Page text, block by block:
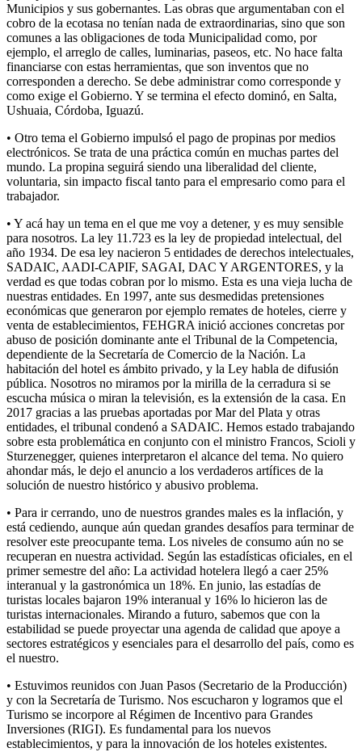
Municipios y sus gobernantes. Las obras que argumentaban con el
cobro de la ecotasa no tenían nada de extraordinarias, sino que son
comunes a las obligaciones de toda Municipalidad como, por
ejemplo, el arreglo de calles, luminarias, paseos, etc. No hace falta
financiarse con estas herramientas, que son inventos que no
corresponden a derecho. Se debe administrar como corresponde y
como exige el Gobierno. Y se termina el efecto dominó, en Salta,
Ushuaia, Córdoba, Iguazú.
• Otro tema el Gobierno impulsó el pago de propinas por medios
electrónicos. Se trata de una práctica común en muchas partes del
mundo. La propina seguirá siendo una liberalidad del cliente,
voluntaria, sin impacto fiscal tanto para el empresario como para el
trabajador.
• Y acá hay un tema en el que me voy a detener, y es muy sensible
para nosotros. La ley 11.723 es la ley de propiedad intelectual, del
año 1934. De esa ley nacieron 5 entidades de derechos intelectuales,
SADAIC, AADI-CAPIF, SAGAI, DAC Y ARGENTORES, y la
verdad es que todas cobran por lo mismo. Esta es una vieja lucha de
nuestras entidades. En 1997, ante sus desmedidas pretensiones
económicas que generaron por ejemplo remates de hoteles, cierre y
venta de establecimientos, FEHGRA inició acciones concretas por
abuso de posición dominante ante el Tribunal de la Competencia,
dependiente de la Secretaría de Comercio de la Nación. La
habitación del hotel es ámbito privado, y la Ley habla de difusión
pública. Nosotros no miramos por la mirilla de la cerradura si se
escucha música o miran la televisión, es la extensión de la casa. En
2017 gracias a las pruebas aportadas por Mar del Plata y otras
entidades, el tribunal condenó a SADAIC. Hemos estado trabajando
sobre esta problemática en conjunto con el ministro Francos, Scioli y
Sturzenegger, quienes interpretaron el alcance del tema. No quiero
ahondar más, le dejo el anuncio a los verdaderos artífices de la
solución de nuestro histórico y abusivo problema.
• Para ir cerrando, uno de nuestros grandes males es la inflación, y
está cediendo, aunque aún quedan grandes desafíos para terminar de
resolver este preocupante tema. Los niveles de consumo aún no se
recuperan en nuestra actividad. Según las estadísticas oficiales, en el
primer semestre del año: La actividad hotelera llegó a caer 25%
interanual y la gastronómica un 18%. En junio, las estadías de
turistas locales bajaron 19% interanual y 16% lo hicieron las de
turistas internacionales. Mirando a futuro, sabemos que con la
estabilidad se puede proyectar una agenda de calidad que apoye a
sectores estratégicos y esenciales para el desarrollo del país, como es
el nuestro.
• Estuvimos reunidos con Juan Pasos (Secretario de la Producción)
y con la Secretaría de Turismo. Nos escucharon y logramos que el
Turismo se incorpore al Régimen de Incentivo para Grandes
Inversiones (RIGI). Es fundamental para los nuevos
establecimientos, y para la innovación de los hoteles existentes.